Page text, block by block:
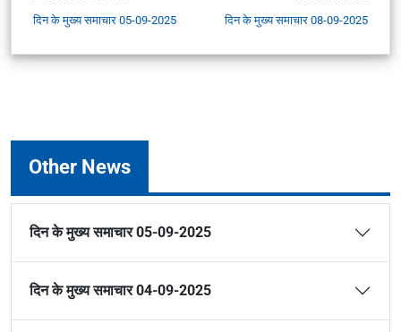
दिन के मुख्य समाचार 05-09-2025 दिन के मुख्य समाचार 08-09-2025
Other News
दिन के मुख्य समाचार 05-09-2025
दिन के मुख्य समाचार 04-09-2025